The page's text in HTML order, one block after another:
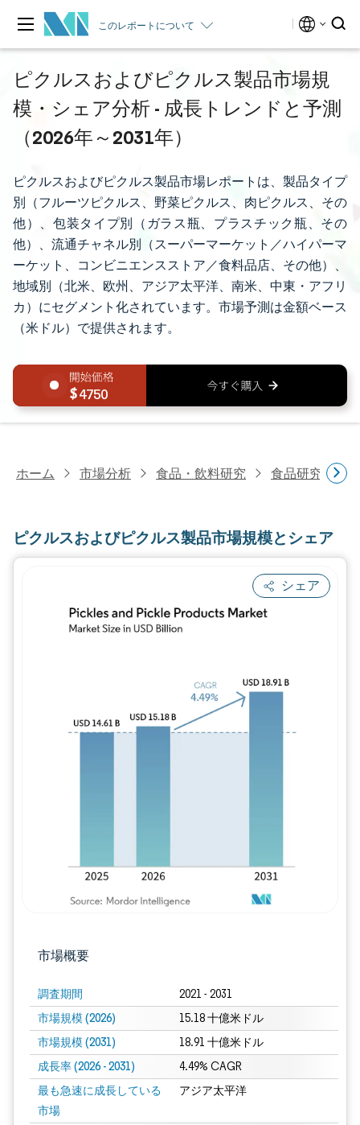
このレポートについて
ピクルスおよびピクルス製品市場規
模・シェア分析 - 成長トレンドと予測
（2026年～2031年）
ピクルスおよびピクルス製品市場レポートは、製品タイプ
別（フルーツピクルス、野菜ピクルス、肉ピクルス、その
他）、包装タイプ別（ガラス瓶、プラスチック瓶、その
他）、流通チャネル別（スーパーマーケット／ハイパーマ
ーケット、コンビニエンスストア／食料品店、その他）、
地域別（北米、欧州、アジア太平洋、南米、中東・アフリ
カ）にセグメント化されています。市場予測は金額ベース
（米ドル）で提供されます。
4750
ホーム 市場分析 食品・飲料研究 食品研究
ピクルスおよびピクルス製品市場規模とシェア
シェア
市場概要
調査期間 2021 - 2031
市場規模 (2026) 15.18 十億米ドル
市場規模 (2031) 18.91 十億米ドル
成長率 (2026 - 2031) 4.49% CAGR
最も急速に成長している
市場
アジア太平洋